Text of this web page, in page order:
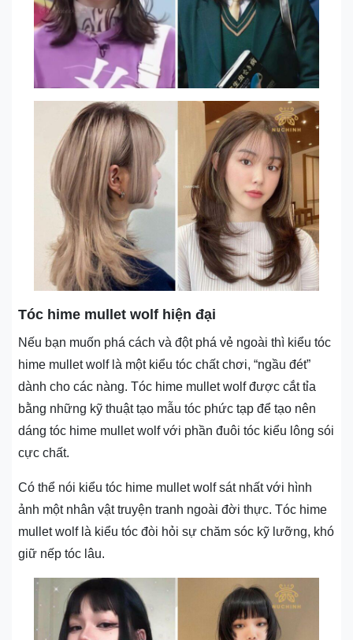
Tóc hime mullet wolf hiện đại
Nếu bạn muốn phá cách và đột phá vẻ ngoài thì kiểu tóc
hime mullet wolf là một kiểu tóc chất chơi, “ngầu đét”
dành cho các nàng. Tóc hime mullet wolf được cắt tỉa
bằng những kỹ thuật tạo mẫu tóc phức tạp để tạo nên
dáng tóc hime mullet wolf với phần đuôi tóc kiểu lông sói
cực chất.
Có thể nói kiểu tóc hime mullet wolf sát nhất với hình
ảnh một nhân vật truyện tranh ngoài đời thực. Tóc hime
mullet wolf là kiểu tóc đòi hỏi sự chăm sóc kỹ lưỡng, khó
giữ nếp tóc lâu.